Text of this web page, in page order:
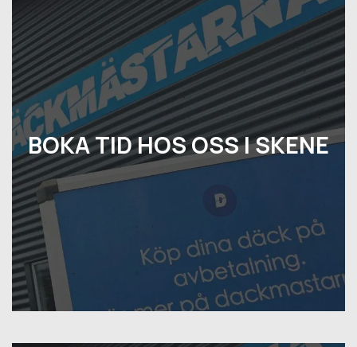
BOKA TID HOS OSS I SKENE